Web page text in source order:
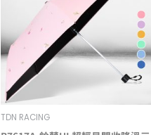
TDN RACING